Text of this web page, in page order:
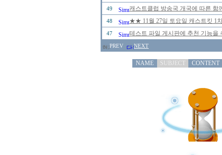
49 캐스트클럽 방송국 개국에 따른
48 ★★ 11월 27일 토요일 캐스트킷
47 테스트 파일 게시판에 추천 기능
PREV NEXT